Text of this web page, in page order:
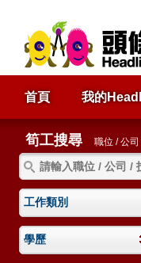
首頁 我的
筍工搜尋 職位 / 公
工作類別
學歷